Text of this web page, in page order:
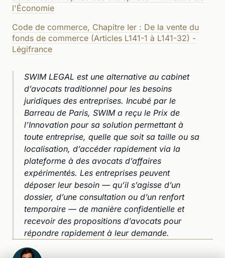
l'Économie
Code de commerce, Chapitre Ier : De la vente du
fonds de commerce (Articles L141-1 à L141-32) -
Légifrance
SWIM LEGAL est une alternative au cabinet
d’avocats traditionnel pour les besoins
juridiques des entreprises. Incubé par le
Barreau de Paris, SWIM a reçu le Prix de
l’Innovation pour sa solution permettant à
toute entreprise, quelle que soit sa taille ou sa
localisation, d’accéder rapidement via la
plateforme à des avocats d’affaires
expérimentés. Les entreprises peuvent
déposer leur besoin — qu’il s’agisse d’un
dossier, d’une consultation ou d’un renfort
temporaire — de manière confidentielle et
recevoir des propositions d’avocats pour
répondre rapidement à leur demande.